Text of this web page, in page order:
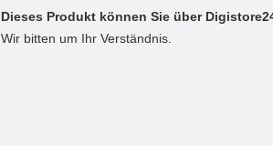
Dieses Produkt können Sie über
Wir bitten um Ihr Verständnis.